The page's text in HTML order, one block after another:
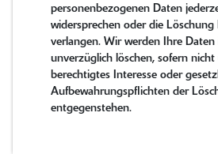
personenbezogenen Daten
widersprechen oder die Löschung
verlangen. Wir werden Ihre Daten
unverzüglich löschen, sofern nicht
berechtigtes Interesse oder
Aufbewahrungspflichten der
entgegenstehen.